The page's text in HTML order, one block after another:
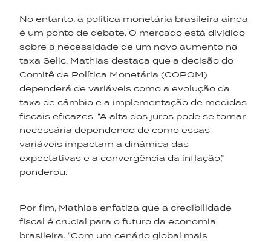
No entanto, a política monetária brasileira ainda
é um ponto de debate. O mercado está dividido
sobre a necessidade de um novo aumento na
taxa Selic. Mathias destaca que a decisão do
Comitê de Política Monetária (COPOM)
dependerá de variáveis como a evolução da
taxa de câmbio e a implementação de medidas
fiscais eficazes. “A alta dos juros pode se tornar
necessária dependendo de como essas
variáveis impactam a dinâmica das
expectativas e a convergência da inflação,”
ponderou.
Por fim, Mathias enfatiza que a credibilidade
fiscal é crucial para o futuro da economia
brasileira. “Com um cenário global mais